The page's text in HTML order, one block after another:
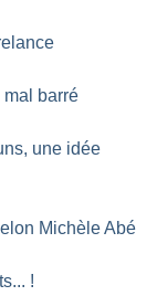
barré
une idée
Michèle Abé
!